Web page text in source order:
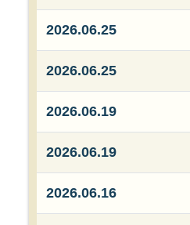
2026.06.25
2026.06.25
2026.06.19
2026.06.19
2026.06.16